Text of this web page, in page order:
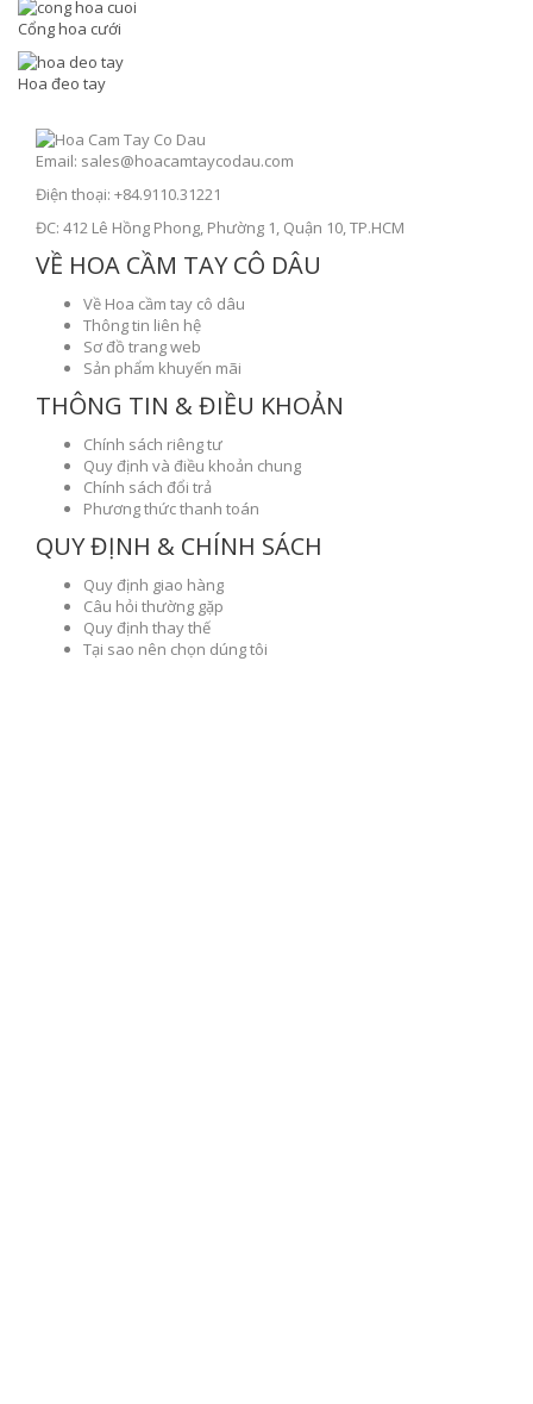
Cổng hoa cưới
Hoa đeo tay
Email: sales@hoacamtaycodau.com
Điện thoại: +84.9110.31221
ĐC: 412 Lê Hồng Phong, Phường 1, Quận 10, TP.HCM
VỀ HOA CẦM TAY CÔ DÂU
Về Hoa cầm tay cô dâu
Thông tin liên hệ
Sơ đồ trang web
Sản phẩm khuyến mãi
THÔNG TIN & ĐIỀU KHOẢN
Chính sách riêng tư
Quy định và điều khoản chung
Chính sách đổi trả
Phương thức thanh toán
QUY ĐỊNH & CHÍNH SÁCH
Quy định giao hàng
Câu hỏi thường gặp
Quy định thay thế
Tại sao nên chọn dúng tôi